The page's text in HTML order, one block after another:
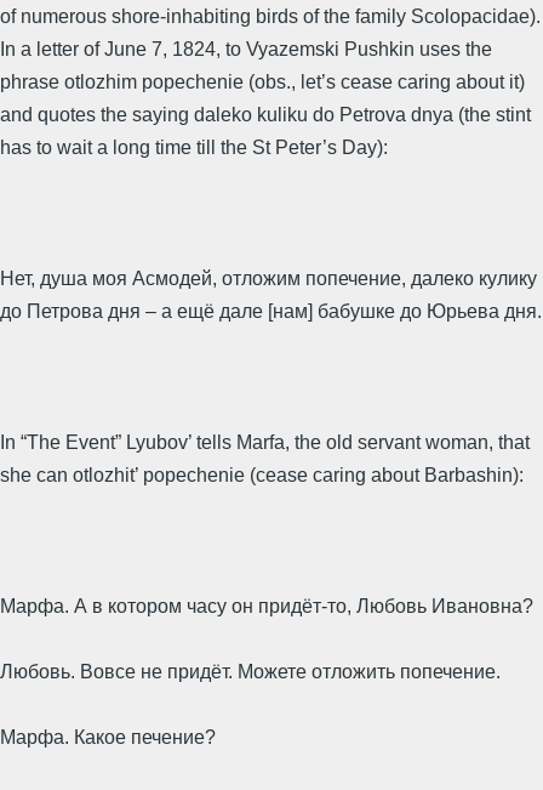
of numerous shore-inhabiting birds of the family Scolopacidae).
In a letter of June 7, 1824, to Vyazemski Pushkin uses the
phrase otlozhim popechenie (obs., let’s cease caring about it)
and quotes the saying daleko kuliku do Petrova dnya (the stint
has to wait a long time till the St Peter’s Day):
Нет, душа моя Асмодей, отложим попечение, далеко кулику
до Петрова дня – а ещё дале [нам] бабушке до Юрьева дня.
In “The Event” Lyubov’ tells Marfa, the old servant woman, that
she can otlozhit’ popechenie (cease caring about Barbashin):
Марфа. А в котором часу он придёт-то, Любовь Ивановна?
Любовь. Вовсе не придёт. Можете отложить попечение.
Марфа. Какое печение?